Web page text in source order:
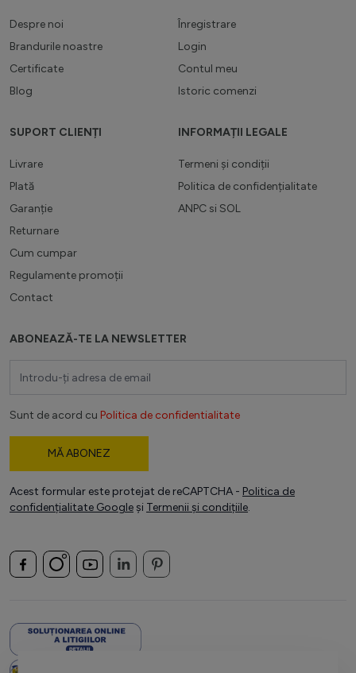
Despre noi
Brandurile noastre
Certificate
Blog
Înregistrare
Login
Contul meu
Istoric comenzi
SUPORT CLIENȚI
Livrare
Plată
Garanție
Returnare
Cum cumpar
Regulamente promoții
Contact
INFORMAȚII LEGALE
Termeni și condiții
Politica de confidențialitate
ANPC si SOL
ABONEAZĂ-TE LA NEWSLETTER
Sunt de acord cu Politica de confidentialitate
MĂ ABONEZ
Acest formular este protejat de reCAPTCHA - Politica de
confidențialitate Google și Termenii și condițiile.